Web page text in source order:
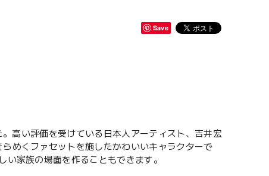
Save
高い評価を受けている日本人アーティスト、吉井宏
めくファセットを施したかわいいキャラクターで
家族の場面を作ることもできます。